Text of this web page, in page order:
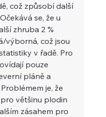
což způsobí další
se, že u
zhruba 2 %
výborná, což jsou
v řadě. Pro
pouze
pláně a
je, že
většinu plodin
zásahem pro